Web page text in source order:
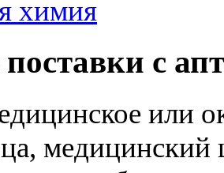
химия
с
или